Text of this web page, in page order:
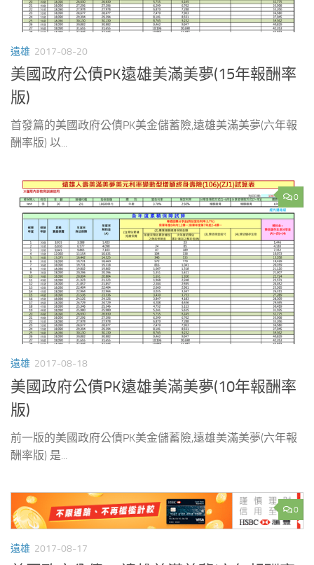
遠雄 2017-08-20
美國政府公債PK遠雄美滿美夢(15年報酬率
版)
首發篇的美國政府公債PK美金儲蓄險,遠雄美滿美夢(六年報
酬率版) 以...
0
遠雄 2017-08-18
美國政府公債PK遠雄美滿美夢(10年報酬率
版)
前一版的美國政府公債PK美金儲蓄險,遠雄美滿美夢(六年報
酬率版) 是...
0
遠雄 2017-08-17